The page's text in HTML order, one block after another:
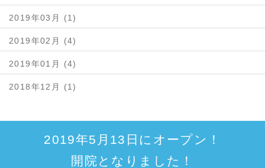
2019年03月 (1)
2019年02月 (4)
2019年01月 (4)
2018年12月 (1)
2019年5月13日にオープン！
開院となりました！